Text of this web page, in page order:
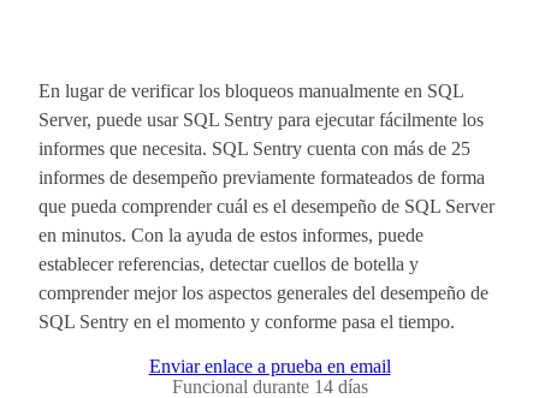
En lugar de verificar los bloqueos manualmente en SQL
Server, puede usar SQL Sentry para ejecutar fácilmente los
informes que necesita. SQL Sentry cuenta con más de 25
informes de desempeño previamente formateados de forma
que pueda comprender cuál es el desempeño de SQL Server
en minutos. Con la ayuda de estos informes, puede
establecer referencias, detectar cuellos de botella y
comprender mejor los aspectos generales del desempeño de
SQL Sentry en el momento y conforme pasa el tiempo.
Enviar enlace a prueba en email
Funcional durante 14 días